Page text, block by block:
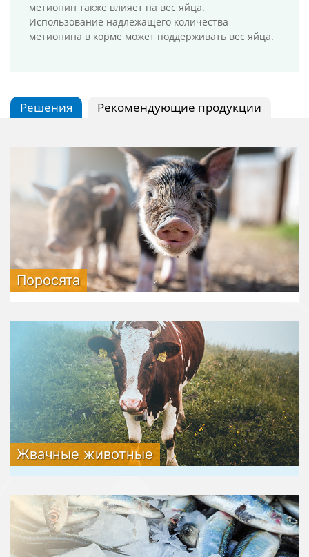
метионин также влияет на вес яйца.
Использование надлежащего количества
метионина в корме может поддерживать вес яйца.
Решения Рекомендующие продукции
Поросята
Жвачные животные